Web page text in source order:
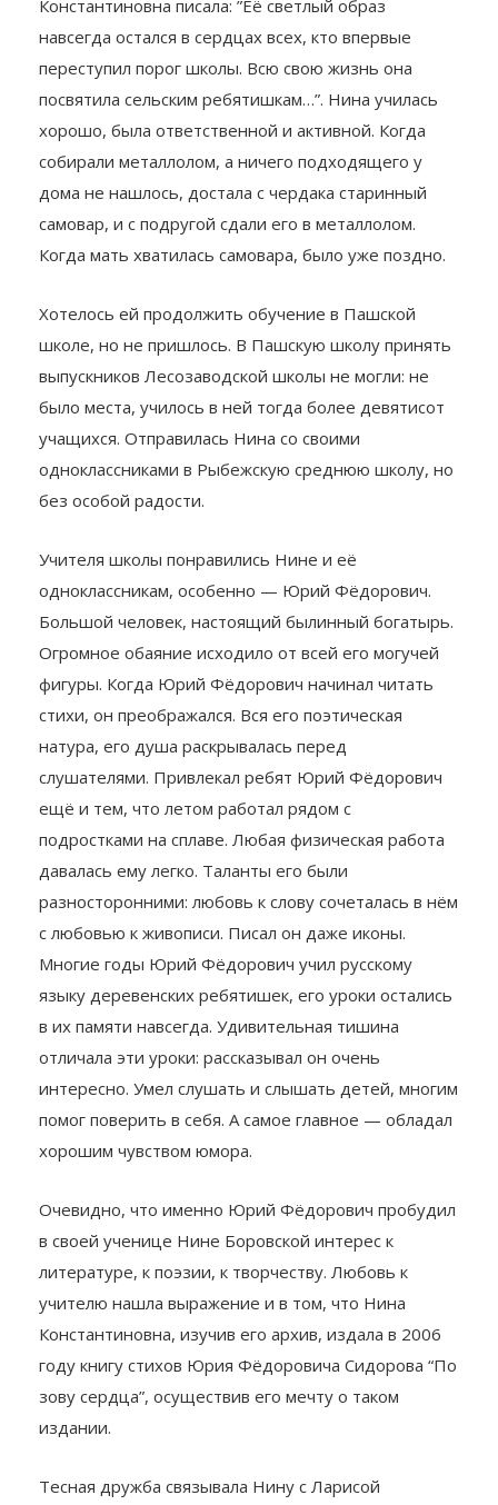
Константиновна писала: ”Её светлый образ
навсегда остался в сердцах всех, кто впервые
переступил порог школы. Всю свою жизнь она
посвятила сельским ребятишкам…”. Нина училась
хорошо, была ответственной и активной. Когда
собирали металлолом, а ничего подходящего у
дома не нашлось, достала с чердака старинный
самовар, и с подругой сдали его в металлолом.
Когда мать хватилась самовара, было уже поздно.
Хотелось ей продолжить обучение в Пашской
школе, но не пришлось. В Пашскую школу принять
выпускников Лесозаводской школы не могли: не
было места, училось в ней тогда более девятисот
учащихся. Отправилась Нина со своими
одноклассниками в Рыбежскую среднюю школу, но
без особой радости.
Учителя школы понравились Нине и её
одноклассникам, особенно — Юрий Фёдорович.
Большой человек, настоящий былинный богатырь.
Огромное обаяние исходило от всей его могучей
фигуры. Когда Юрий Фёдорович начинал читать
стихи, он преображался. Вся его поэтическая
натура, его душа раскрывалась перед
слушателями. Привлекал ребят Юрий Фёдорович
ещё и тем, что летом работал рядом с
подростками на сплаве. Любая физическая работа
давалась ему легко. Таланты его были
разносторонними: любовь к слову сочеталась в нём
с любовью к живописи. Писал он даже иконы.
Многие годы Юрий Фёдорович учил русскому
языку деревенских ребятишек, его уроки остались
в их памяти навсегда. Удивительная тишина
отличала эти уроки: рассказывал он очень
интересно. Умел слушать и слышать детей, многим
помог поверить в себя. А самое главное — обладал
хорошим чувством юмора.
Очевидно, что именно Юрий Фёдорович пробудил
в своей ученице Нине Боровской интерес к
литературе, к поэзии, к творчеству. Любовь к
учителю нашла выражение и в том, что Нина
Константиновна, изучив его архив, издала в 2006
году книгу стихов Юрия Фёдоровича Сидорова “По
зову сердца”, осуществив его мечту о таком
издании.
Тесная дружба связывала Нину с Ларисой